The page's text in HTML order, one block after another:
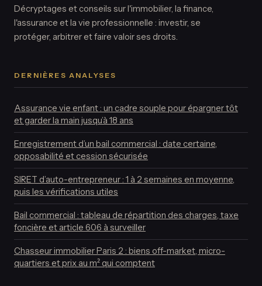
Décryptages et conseils sur l'immobilier, la finance,
l'assurance et la vie professionnelle : investir, se
protéger, arbitrer et faire valoir ses droits.
DERNIÈRES ANALYSES
Assurance vie enfant : un cadre souple pour épargner tôt
et garder la main jusqu’à 18 ans
Enregistrement d’un bail commercial : date certaine,
opposabilité et cession sécurisée
SIRET d’auto-entrepreneur : 1 à 2 semaines en moyenne,
puis les vérifications utiles
Bail commercial : tableau de répartition des charges, taxe
foncière et article 606 à surveiller
Chasseur immobilier Paris 2 : biens off-market, micro-
quartiers et prix au m² qui comptent